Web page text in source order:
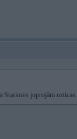
Starkovs joprojām